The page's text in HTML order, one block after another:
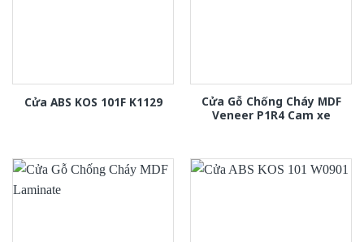
Cửa ABS KOS 101F K1129
Cửa Gỗ Chống Cháy MDF
Veneer P1R4 Cam xe